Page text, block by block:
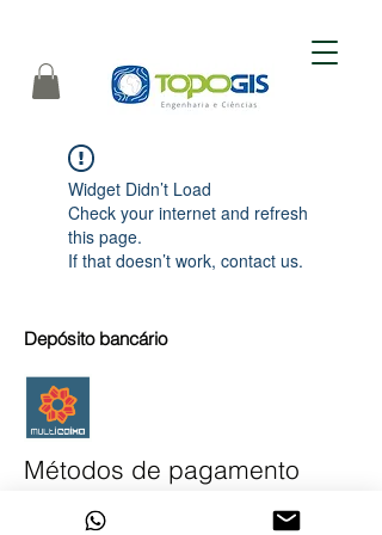
Widget Didn’t Load
Check your internet and refresh
this page.
If that doesn’t work, contact us.
Depósito bancário
Métodos de pagamento